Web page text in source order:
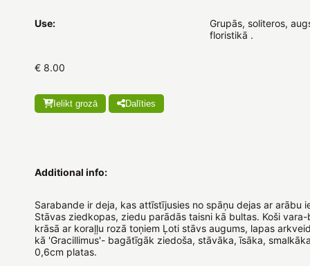
Use:
Grupās, soliteros,
floristikā .
€ 8.00
Ielikt grozā Dalīties
Additional info:
Sarabande ir deja, kas attīstījusies no spāņu dejas ar arābu
Stāvas ziedkopas, ziedu parādās taisni kā bultas. Koši
krāsā ar koraļļu rozā toņiem Ļoti stāvs augums, lapas
kā 'Gracillimus'- bagātīgāk ziedoša, stāvāka, īsāka,
0,6cm platas.